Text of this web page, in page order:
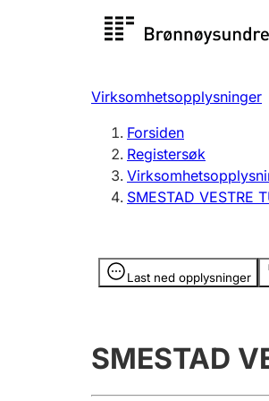
Registersøk
Registrere, endre, slette
Virksomhetsopplysninger
Forsiden
Registersøk
SMESTAD VESTRE
Last ned opplysninger
Opplysninger er skjult
SMESTAD